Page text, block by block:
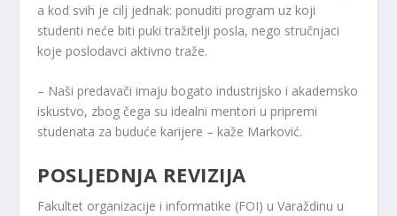
a kod svih je cilj jednak: ponuditi program uz koji
studenti neće biti puki tražitelji posla, nego stručnjaci
koje poslodavci aktivno traže.
– Naši predavači imaju bogato industrijsko i akademsko
iskustvo, zbog čega su idealni mentori u pripremi
studenata za buduće karijere – kaže Marković.
POSLJEDNJA REVIZIJA
Fakultet organizacije i informatike (FOI) u Varaždinu u